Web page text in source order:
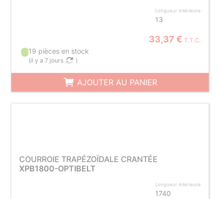
Longueur intérieure
13
33,37 € T.T.C.
19 pièces en stock
(il y a 7 jours )
AJOUTER AU PANIER
COURROIE TRAPÉZOÏDALE CRANTÉE
XPB1800-OPTIBELT
Longueur intérieure
1740